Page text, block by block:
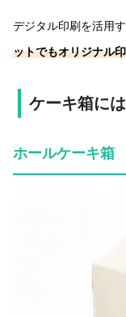
デジタル印刷を活用
ットでもオリジナル
ケーキ箱に
ホールケーキ箱